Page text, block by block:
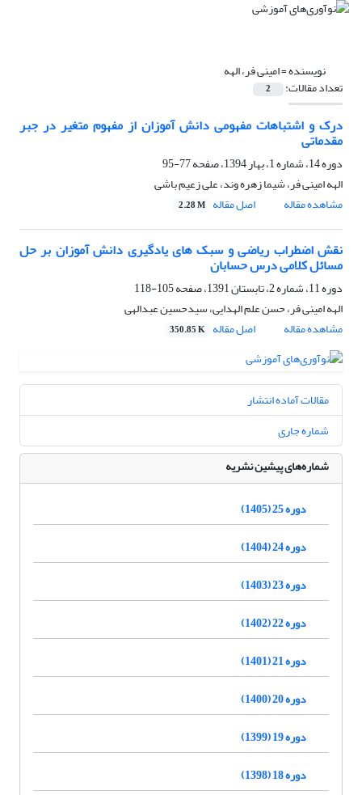
نویسنده =امینی فر، الهه
تعداد مقالات: 2
درک و اشتباهات مفهومی دانش آموزان از مفهوم متغیر در جبر
مقدماتی
دوره 14، شماره 1، بهار 1394، صفحه
77-95
الهه امینی فر، شیما زهره وند، علی زعیم باشی
مشاهده مقاله
اصل مقاله 2.28 M
نقش اضطراب ریاضی و سبک های یادگیری دانش آموزان بر حل
مسائل کلامی درس حسابان
دوره 11، شماره 2، تابستان 1391، صفحه
105-118
الهه امینی فر، حسن علم الهدایی، سیدحسین عبدالهی
مشاهده مقاله
اصل مقاله 350.85 K
مقالات آماده انتشار
شماره جاری
شماره‌های پیشین نشریه
دوره 25 (1405)
دوره 24 (1404)
دوره 23 (1403)
دوره 22 (1402)
دوره 21 (1401)
دوره 20 (1400)
دوره 19 (1399)
دوره 18 (1398)